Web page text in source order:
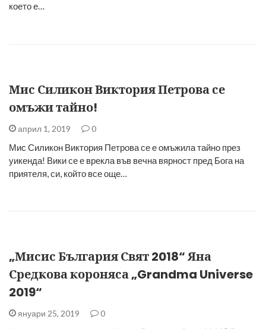
което е…
Мис Силикон Виктория Петрова се
омъжи тайно!
април 1, 2019 0
Мис Силикон Виктория Петрова се е омъжила тайно през
уикенда! Вики се е врекла във вечна вярност пред Бога на
приятеля, си, който все още…
„Мисис България Свят 2018“ Яна
Средкова короняса „Grandma Universe
2019“
януари 25, 2019 0